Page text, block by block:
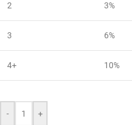
- +
2 3%
3 6%
4+ 10%